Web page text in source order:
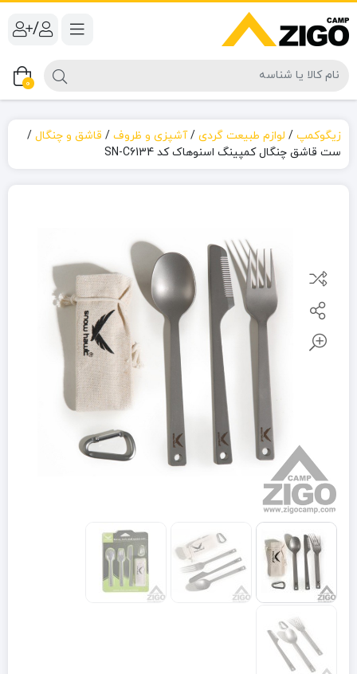
/
0
زیگوکمپ / لوازم طبیعت گردی /آشپزی و ظروف / قاشق و چنگال /
ست قاشق چنگال کمپینگ اسنوهاک کد SN-C6134